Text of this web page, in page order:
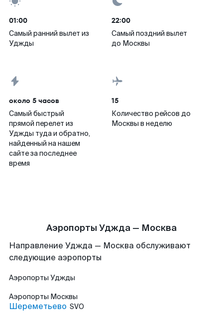
01:00
Самый ранний вылет из
Уджды
22:00
Самый поздний вылет
до Москвы
около 5 часов
Самый быстрый
прямой перелет из
Уджды туда и обратно,
найденный на нашем
сайте за последнее
время
15
Количество рейсов до
Москвы в неделю
Аэропорты Уджда — Москва
Направление Уджда — Москва обслуживают
следующие аэропорты
Аэропорты Уджды
Аэропорты Москвы
Шереметьево SVO